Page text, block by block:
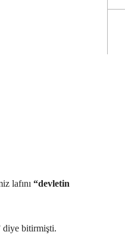
lafını“devletin
diye bitirmişti.